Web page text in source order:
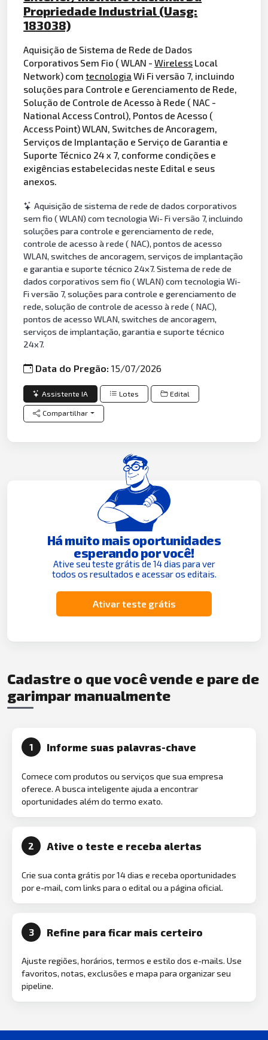
Propriedade Industrial (Uasg:
183038)
Aquisição de Sistema de Rede de Dados
Corporativos Sem Fio ( WLAN -Wireless Local
Network) comtecnologia Wi Fi versão 7, incluindo
soluções para Controle e Gerenciamento de Rede,
Solução de Controle de Acesso à Rede ( NAC -
National Access Control), Pontos de Acesso (
Access Point) WLAN, Switches de Ancoragem,
Serviços de Implantação e Serviço de Garantia e
Suporte Técnico 24 x 7, conforme condições e
exigências estabelecidas neste Edital e seus
anexos.
Aquisição de sistema de rede de dados corporativos
sem fio ( WLAN) com tecnologia Wi- Fi versão 7, incluindo
soluções para controle e gerenciamento de rede,
controle de acesso à rede ( NAC), pontos de acesso
WLAN, switches de ancoragem, serviços de implantação
e garantia e suporte técnico 24x7. Sistema de rede de
dados corporativos sem fio ( WLAN) com tecnologia Wi-
Fi versão 7, soluções para controle e gerenciamento de
rede, solução de controle de acesso à rede ( NAC),
pontos de acesso WLAN, switches de ancoragem,
serviços de implantação, garantia e suporte técnico
24x7.
Data do Pregão:15/07/2026
Assistente IA Lotes Edital
Compartilhar
Há muito mais oportunidades
esperando por você!
Ative seu teste grátis de 14 dias para ver
todos os resultados e acessar os editais.
Ativar teste grátis
Cadastre o que você vende e pare de
garimpar manualmente
1 Informe suas palavras-chave
Comece com produtos ou serviços que sua empresa
oferece. A busca inteligente ajuda a encontrar
oportunidades além do termo exato.
2 Ative o teste e receba alertas
Crie sua conta grátis por 14 dias e receba oportunidades
por e-mail, com links para o edital ou a página oficial.
3 Refine para ficar mais certeiro
Ajuste regiões, horários, termos e estilo dos e-mails. Use
favoritos, notas, exclusões e mapa para organizar seu
pipeline.